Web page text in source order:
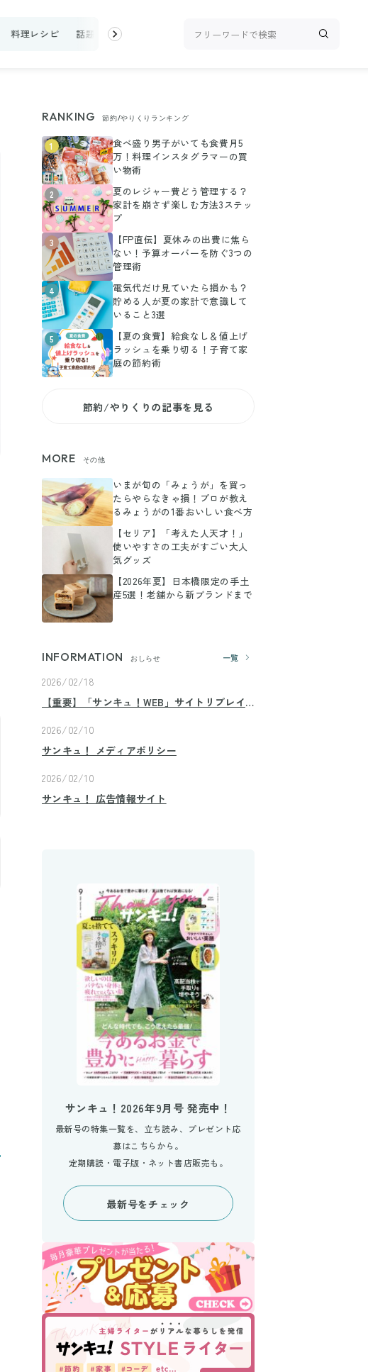
料理レシピ 話題 トップ ランキング お金 家事テク
RANKING 節約/やりくりランキング
1
食べ盛り男子がいても食費月5
万！料理インスタグラマーの買
い物術
2
夏のレジャー費どう管理する？
家計を崩さず楽しむ方法3ステッ
プ
3
【FP直伝】夏休みの出費に焦ら
ない！予算オーバーを防ぐ3つの
管理術
4
電気代だけ見ていたら損かも？
貯める人が夏の家計で意識して
いること3選
5
【夏の食費】給食なし＆値上げ
ラッシュを乗り切る！子育て家
庭の節約術
節約/やりくりの記事を見る
MORE その他
いまが旬の「みょうが」を買っ
たらやらなきゃ損！プロが教え
るみょうがの1番おいしい食べ方
【セリア】「考えた人天才！」
使いやすさの工夫がすごい大人
気グッズ
【2026年夏】日本橋限定の手土
産5選！老舗から新ブランドまで
INFORMATION おしらせ 一覧
2026/02/18
【重要】「サンキュ！WEB」サイトリプレイ
2026/02/10
サンキュ！ メディアポリシー
2026/02/10
サンキュ！ 広告情報サイト
サンキュ！2026年9月号 発売中！
最新号の特集一覧を、立ち読み、プレゼント応
募はこちらから。
定期購読・電子版・ネット書店販売も。
最新号をチェック